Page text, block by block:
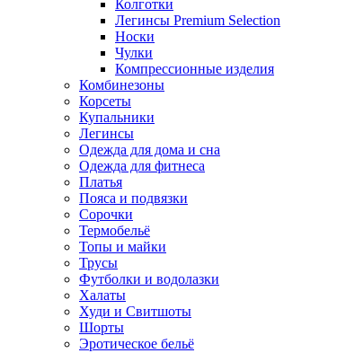
Колготки
Легинсы Premium Selection
Носки
Чулки
Компрессионные изделия
Комбинезоны
Корсеты
Купальники
Легинсы
Одежда для дома и сна
Одежда для фитнеса
Платья
Пояса и подвязки
Сорочки
Термобельё
Топы и майки
Трусы
Футболки и водолазки
Халаты
Худи и Свитшоты
Шорты
Эротическое бельё